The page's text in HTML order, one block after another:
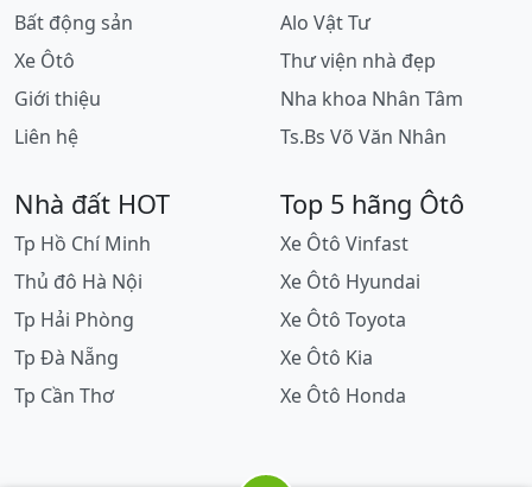
Bất động sản
Xe Ôtô
Giới thiệu
Liên hệ
Alo Vật Tư
Thư viện nhà đẹp
Nha khoa Nhân Tâm
Ts.Bs Võ Văn Nhân
Nhà đất HOT
Tp Hồ Chí Minh
Thủ đô Hà Nội
Tp Hải Phòng
Tp Đà Nẵng
Tp Cần Thơ
Top 5 hãng Ôtô
Xe Ôtô Vinfast
Xe Ôtô Hyundai
Xe Ôtô Toyota
Xe Ôtô Kia
Xe Ôtô Honda